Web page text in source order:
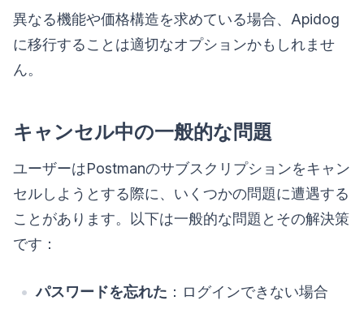
異なる機能や価格構造を求めている場合、Apidog
に移行することは適切なオプションかもしれませ
ん。
キャンセル中の一般的な問題
ユーザーはPostmanのサブスクリプションをキャン
セルしようとする際に、いくつかの問題に遭遇する
ことがあります。以下は一般的な問題とその解決策
です：
パスワードを忘れた ：ログインできない場合